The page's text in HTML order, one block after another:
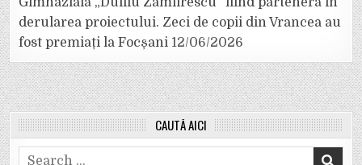
derularea proiectului. Zeci de copii din Vrancea au
fost premiați la Focșani 12/06/2026
CAUTĂ AICI
Search